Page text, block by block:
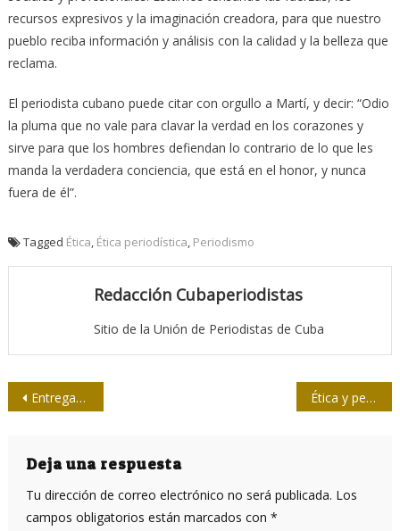
recursos expresivos y la imaginación creadora, para que nuestro
pueblo reciba información y análisis con la calidad y la belleza que
reclama.
El periodista cubano puede citar con orgullo a Martí, y decir: “Odio
la pluma que no vale para clavar la verdad en los corazones y
sirve para que los hombres defiendan lo contrario de lo que les
manda la verdadera conciencia, que está en el honor, y nunca
fuera de él”.
Tagged Ética, Ética periodística, Periodismo
Redacción Cubaperiodistas
Sitio de la Unión de Periodistas de Cuba
Navegación
entradas
Entregados los premios del Concurso periodístico 26 de Julio Ética y periodismo ¿ser o no ser?
Deja una respuesta
Tu dirección de correo electrónico no será publicada. Los
campos obligatorios están marcados con *